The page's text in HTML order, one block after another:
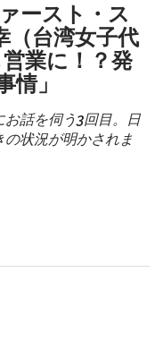
ースト・ス
（台湾女子代
業に！？発
情」
話を伺う3回目。日
状況が明かされま